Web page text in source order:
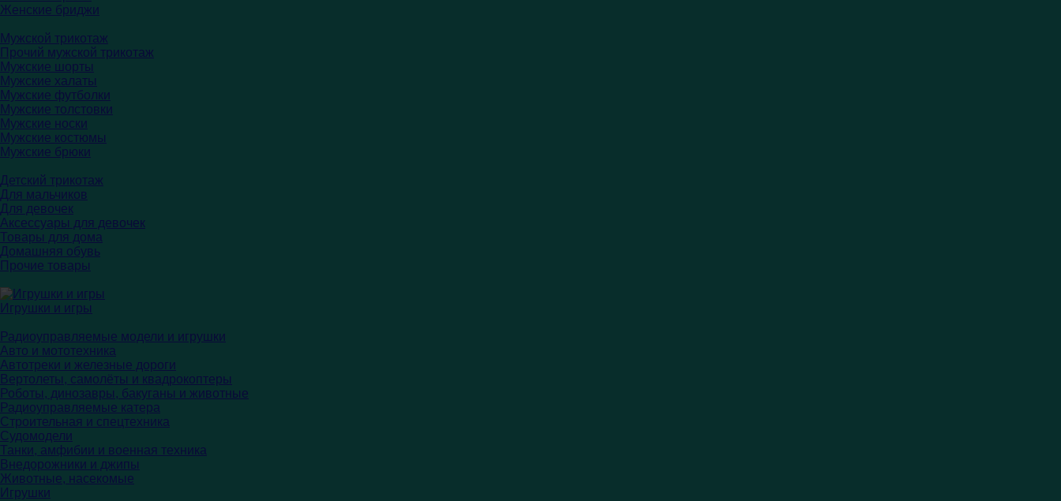
Женские бриджи
Мужской трикотаж
Прочий мужской трикотаж
Мужские шорты
Мужские халаты
Мужские футболки
Мужские толстовки
Мужские носки
Мужские костюмы
Мужские брюки
Детский трикотаж
Для мальчиков
Для девочек
Аксессуары для девочек
Товары для дома
Домашняя обувь
Прочие товары
Игрушки и игры
Радиоуправляемые модели и игрушки
Авто и мототехника
Автотреки и железные дороги
Вертолеты, самолёты и квадрокоптеры
Роботы, динозавры, бакуганы и животные
Радиоуправляемые катера
Строительная и спецтехника
Судомодели
Танки, амфибии и военная техника
Внедорожники и джипы
Животные, насекомые
Игрушки